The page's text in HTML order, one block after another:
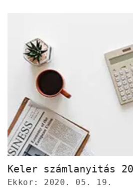
Keler számlanyitás
Ekkor: 2020. 05. 19.